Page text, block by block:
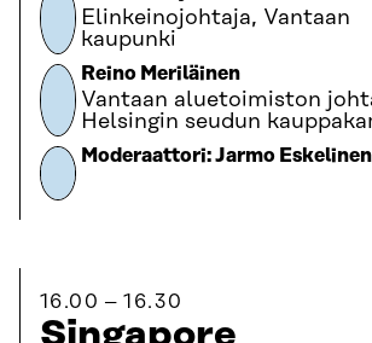
Elinkeinojohtaja, Vantaan
kaupunki
Reino Meriläinen
Vantaan aluetoimiston
Helsingin seudun
Moderaattori: Jarmo Eskelinen
16.00 16.30